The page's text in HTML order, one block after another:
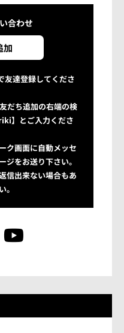
・祝10:00~17:00）
/水曜定休
合わせ
加
友達登録してくださ
だち追加の右端の検
】とご入力くださ
ク画面に自動メッセ
ジをお送り下さい。
信出来ない場合もあ
。